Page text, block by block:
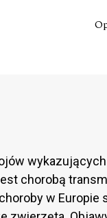
chorobą
w Europie